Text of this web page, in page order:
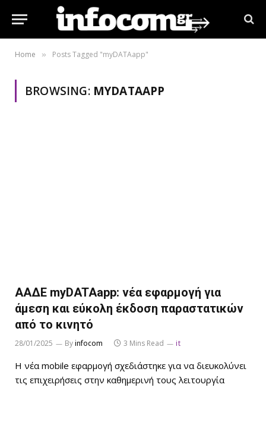
Home » Posts Tagged "myDATAapp"
BROWSING: MYDATAAPP
ΑΑΔΕ myDATAapp: νέα εφαρμογή για
άμεση και εύκολη έκδοση παραστατικών
από το κινητό
28/01/2025 Byinfocom 3 Mins Read it
Η νέα mobile εφαρμογή σχεδιάστηκε για να διευκολύνει
τις επιχειρήσεις στην καθημερινή τους λειτουργία